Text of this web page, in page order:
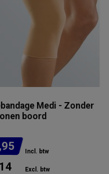
Medi - Zonder
boord
Incl. btw
Excl. btw